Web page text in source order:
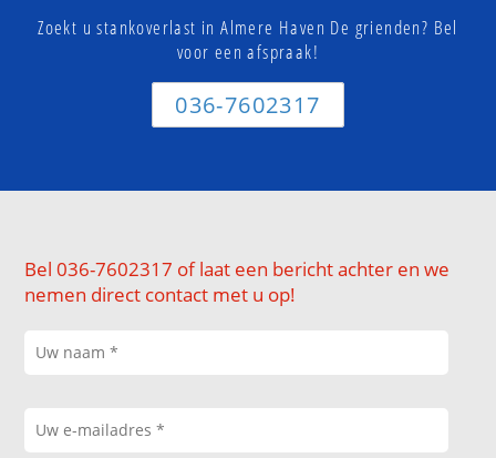
Zoekt u stankoverlast in Almere Haven De grienden? Bel
voor een afspraak!
036-7602317
Bel 036-7602317 of laat een bericht achter en we
nemen direct contact met u op!